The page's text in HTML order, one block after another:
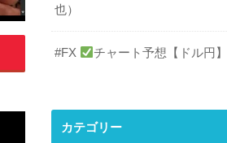
也）
#FX チャート予想【ドル円】
カテゴリー